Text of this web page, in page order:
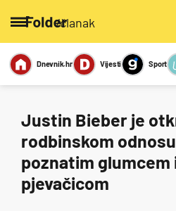
/članak
Miks
Dnevnik.hr Vijesti Sport
Justin Bieber je
rodbinskom
poznatim glumcem
pjevačicom